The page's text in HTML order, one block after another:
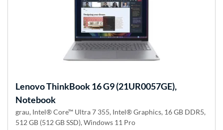
LenovoThinkBook 16 G9 (21UR0057GE),
Notebook
grau, Intel® Core™ Ultra 7 355, Intel® Graphics, 16 GB DDR5,
512 GB (512 GB SSD), Windows 11 Pro